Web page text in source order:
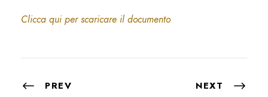
Clicca qui per scaricare il documento
PREV NEXT